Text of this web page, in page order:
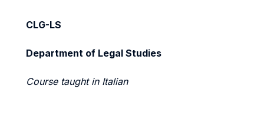
CLG-LS
Department of Legal Studies
Course taught in Italian